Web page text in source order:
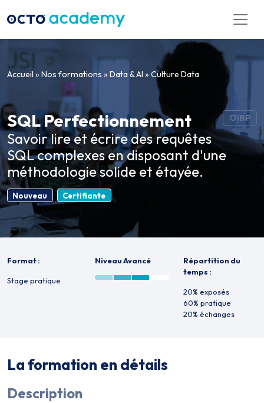
Accueil » Nos formations » Data & AI » Culture Data
OIBP
SQL Perfectionnement
Savoir lire et écrire des requêtes
SQL complexes en disposant d'une
méthodologie solide et étayée.
Nouveau Certifiante
Format :
Stage pratique
Niveau Avancé
Répartition du
temps :
20% exposés
60% pratique
20% échanges
La formation en détails
Description